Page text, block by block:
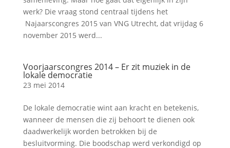
werk? Die vraag stond centraal tijdens het
Najaarscongres 2015 van VNG Utrecht, dat vrijdag 6
november 2015 werd...
Voorjaarscongres 2014 – Er zit muziek in de
lokale democratie
23 mei 2014
De lokale democratie wint aan kracht en betekenis,
wanneer de mensen die zij behoort te dienen ook
daadwerkelijk worden betrokken bij de
besluitvorming. Die boodschap werd verkondigd op